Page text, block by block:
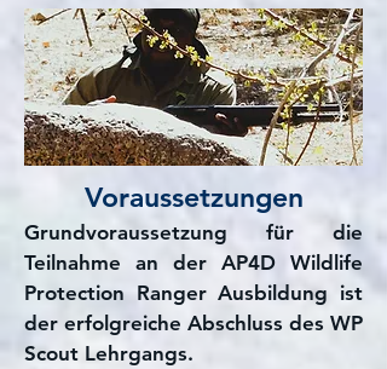
Voraussetzungen
Grundvoraussetzung für die
Teilnahme an der AP4D Wildlife
Protection Ranger Ausbildung ist
der erfolgreiche Abschluss des WP
Scout Lehrgangs.